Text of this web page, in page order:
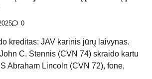
0
kreditas: JAV karinis jūrų laivynas.
C. Stennis (CVN 74) skraido kartu
Abraham Lincoln (CVN 72), fone,